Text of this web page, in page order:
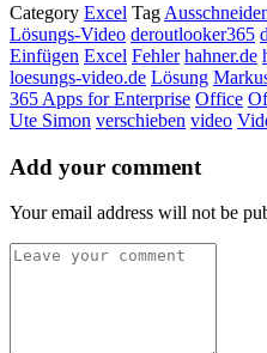
Category Excel Tag
Lösungs-Video deroutlooker365
Einfügen Excel Fehler hahner.de
loesungs-video.de Lösung
365 Apps for Enterprise Office
Ute Simon verschieben video
Add your comment
Your email address will not be